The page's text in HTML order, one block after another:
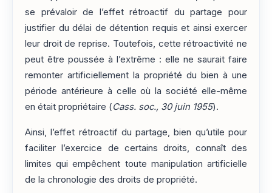
se prévaloir de l’effet rétroactif du partage pour
justifier du délai de détention requis et ainsi exercer
leur droit de reprise. Toutefois, cette rétroactivité ne
peut être poussée à l’extrême : elle ne saurait faire
remonter artificiellement la propriété du bien à une
période antérieure à celle où la société elle-même
en était propriétaire (Cass. soc., 30 juin 1955).
Ainsi, l’effet rétroactif du partage, bien qu’utile pour
faciliter l’exercice de certains droits, connaît des
limites qui empêchent toute manipulation artificielle
de la chronologie des droits de propriété.